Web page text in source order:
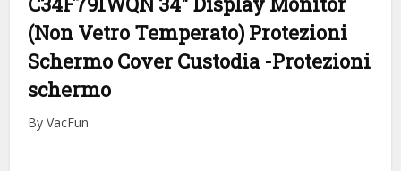
(Non Vetro Temperato) Protezioni
Schermo Cover Custodia -Protezioni
schermo
By VacFun